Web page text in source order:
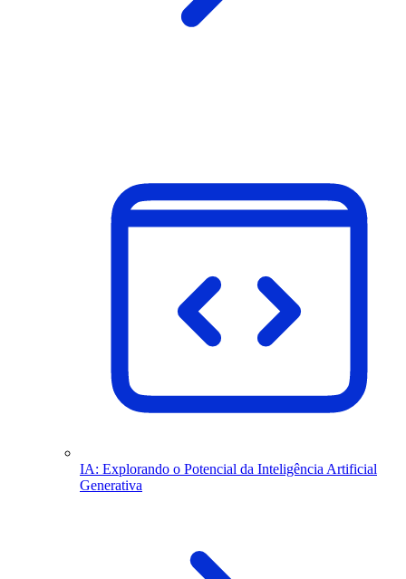
IA: Explorando o Potencial da Inteligência Artificial
Generativa